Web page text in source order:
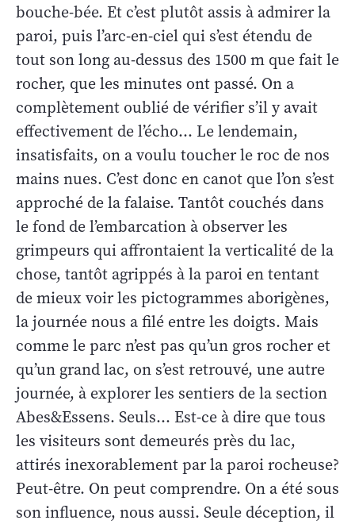
bouche-bée. Et c’est plutôt assis à admirer la
paroi, puis l’arc-en-ciel qui s’est étendu de
tout son long au-dessus des 1500 m que fait le
rocher, que les minutes ont passé. On a
complètement oublié de vérifier s’il y avait
effectivement de l’écho… Le lendemain,
insatisfaits, on a voulu toucher le roc de nos
mains nues. C’est donc en canot que l’on s’est
approché de la falaise. Tantôt couchés dans
le fond de l’embarcation à observer les
grimpeurs qui affrontaient la verticalité de la
chose, tantôt agrippés à la paroi en tentant
de mieux voir les pictogrammes aborigènes,
la journée nous a filé entre les doigts. Mais
comme le parc n’est pas qu’un gros rocher et
qu’un grand lac, on s’est retrouvé, une autre
journée, à explorer les sentiers de la section
Abes&Essens. Seuls… Est-ce à dire que tous
les visiteurs sont demeurés près du lac,
attirés inexorablement par la paroi rocheuse?
Peut-être. On peut comprendre. On a été sous
son influence, nous aussi. Seule déception, il